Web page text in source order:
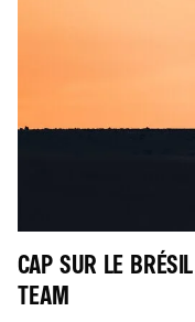
CAP SUR LE
TEAM